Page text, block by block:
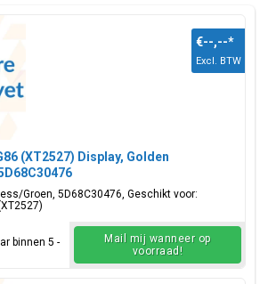
(XT2527) Display, Golden
Groen, 5D68C30476, Geschikt voor:
€--,--*
Excl. BTW
binnen 5 -
Mail mij wanneer op
voorraad!